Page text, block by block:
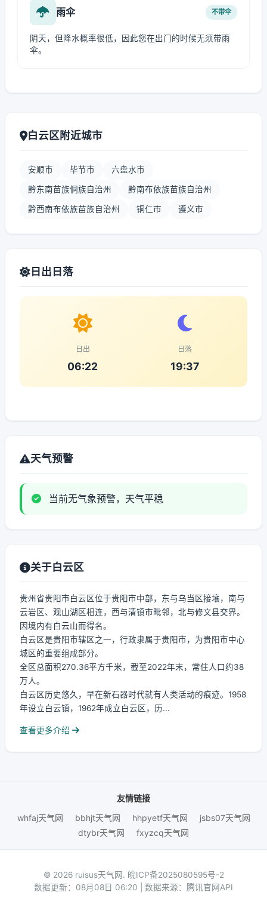
雨伞 不带伞
阴天，但降水概率很低，因此您在出门的时候无须带雨
伞。
白云区附近城市
安顺市 毕节市 六盘水市
黔东南苗族侗族自治州 黔南布依族苗族自治州
黔西南布依族苗族自治州 铜仁市 遵义市
日出日落
日出
06:22
日落
19:37
天气预警
当前无气象预警，天气平稳
关于白云区
贵州省贵阳市白云区位于贵阳市中部，东与乌当区接壤，南与
云岩区、观山湖区相连，西与清镇市毗邻，北与修文县交界。
因境内有白云山而得名。
白云区是贵阳市辖区之一，行政隶属于贵阳市，为贵阳市中心
城区的重要组成部分。
全区总面积270.36平方千米，截至2022年末，常住人口约38
万人。
白云区历史悠久，早在新石器时代就有人类活动的痕迹。1958
年设立白云镇，1962年成立白云区，历...
查看更多介绍
友情链接
whfaj天气网
bbhjt天气网 hhpyetf天气网
jsbs07天气网
dtybr天气网
fxyzcq天气网
© 2026 ruisus天气网. 皖ICP备2025080595号-2
数据更新：08月08日 06:20 | 数据来源：腾讯官网API